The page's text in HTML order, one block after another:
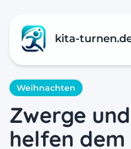
kita-
Weihnachten
Zwerge
helfen dem